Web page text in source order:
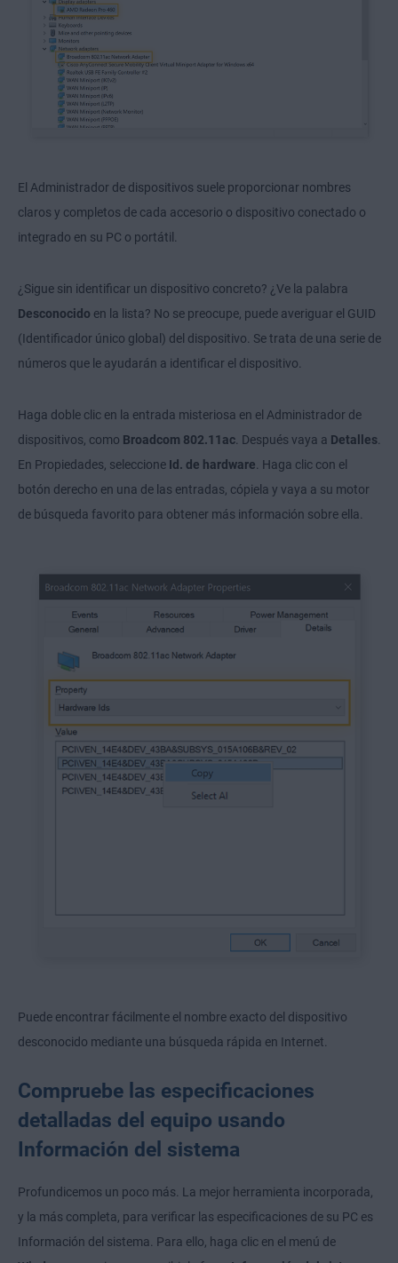
El Administrador de dispositivos suele proporcionar nombres
claros y completos de cada accesorio o dispositivo conectado o
integrado en su PC o portátil.
¿Sigue sin identificar un dispositivo concreto? ¿Ve la palabra
Desconocido en la lista? No se preocupe, puede averiguar el GUID
(Identificador único global) del dispositivo. Se trata de una serie de
números que le ayudarán a identificar el dispositivo.
Haga doble clic en la entrada misteriosa en el Administrador de
dispositivos, como Broadcom 802.11ac. Después vaya a Detalles.
En Propiedades, seleccione Id. de hardware. Haga clic con el
botón derecho en una de las entradas, cópiela y vaya a su motor
de búsqueda favorito para obtener más información sobre ella.
Puede encontrar fácilmente el nombre exacto del dispositivo
desconocido mediante una búsqueda rápida en Internet.
Compruebe las especificaciones
detalladas del equipo usando
Información del sistema
Profundicemos un poco más. La mejor herramienta incorporada,
y la más completa, para verificar las especificaciones de su PC es
Información del sistema. Para ello, haga clic en el menú de